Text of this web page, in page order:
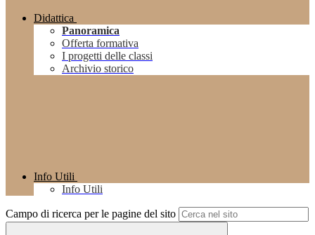
Didattica
Panoramica
Offerta formativa
I progetti delle classi
Archivio storico
Info Utili
Info Utili
Campo di ricerca per le pagine del sito